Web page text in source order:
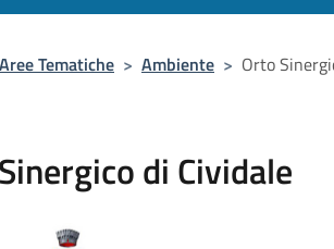
Aree Tematiche > Ambiente > Orto
di Cividale